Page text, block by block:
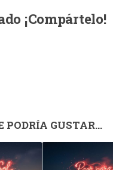
¡Compártelo!
GUSTAR...